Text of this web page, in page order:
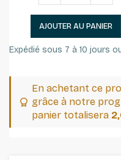
AJOUTER AU PANIER
Expédié sous 7 à 10 jours
En achetant ce
grâce à notre
panier totalisera